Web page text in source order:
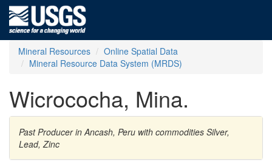
Mineral Resources
Online Spatial Data
Mineral Resource Data System (MRDS)
Wicrococha, Mina.
Past Producer in Ancash, Peru with commodities Silver,
Lead, Zinc